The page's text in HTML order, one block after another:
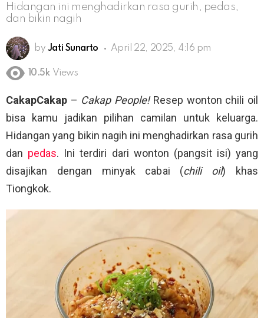
Hidangan ini menghadirkan rasa gurih, pedas,
dan bikin nagih
by Jati Sunarto April 22, 2025, 4:16 pm
10.5k Views
CakapCakap – Cakap People!Resep wonton chili oil
bisa kamu jadikan pilihan camilan untuk keluarga.
Hidangan yang bikin nagih ini menghadirkan rasa gurih
dan pedas. Ini terdiri dari wonton (pangsit isi) yang
disajikan dengan minyak cabai (chili oil) khas
Tiongkok.